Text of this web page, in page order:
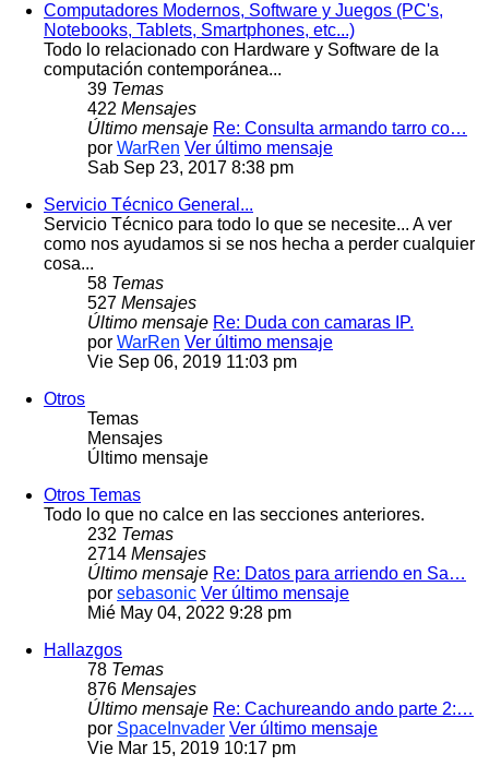
Computadores Modernos, Software y Juegos (PC's,
Notebooks, Tablets, Smartphones, etc...)
Todo lo relacionado con Hardware y Software de la
computación contemporánea...
39 Temas
422 Mensajes
Último mensaje Re: Consulta armando tarro co…
por WarRen Ver último mensaje
Sab Sep 23, 2017 8:38 pm
Servicio Técnico General...
Servicio Técnico para todo lo que se necesite... A ver
como nos ayudamos si se nos hecha a perder cualquier
cosa...
58 Temas
527 Mensajes
Último mensaje Re: Duda con camaras IP.
por WarRen Ver último mensaje
Vie Sep 06, 2019 11:03 pm
Otros
Temas
Mensajes
Último mensaje
Otros Temas
Todo lo que no calce en las secciones anteriores.
232 Temas
2714 Mensajes
Último mensaje Re: Datos para arriendo en Sa…
por sebasonic Ver último mensaje
Mié May 04, 2022 9:28 pm
Hallazgos
78 Temas
876 Mensajes
Último mensaje Re: Cachureando ando parte 2:…
por SpaceInvader Ver último mensaje
Vie Mar 15, 2019 10:17 pm